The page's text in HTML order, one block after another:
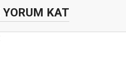
YORUM KAT